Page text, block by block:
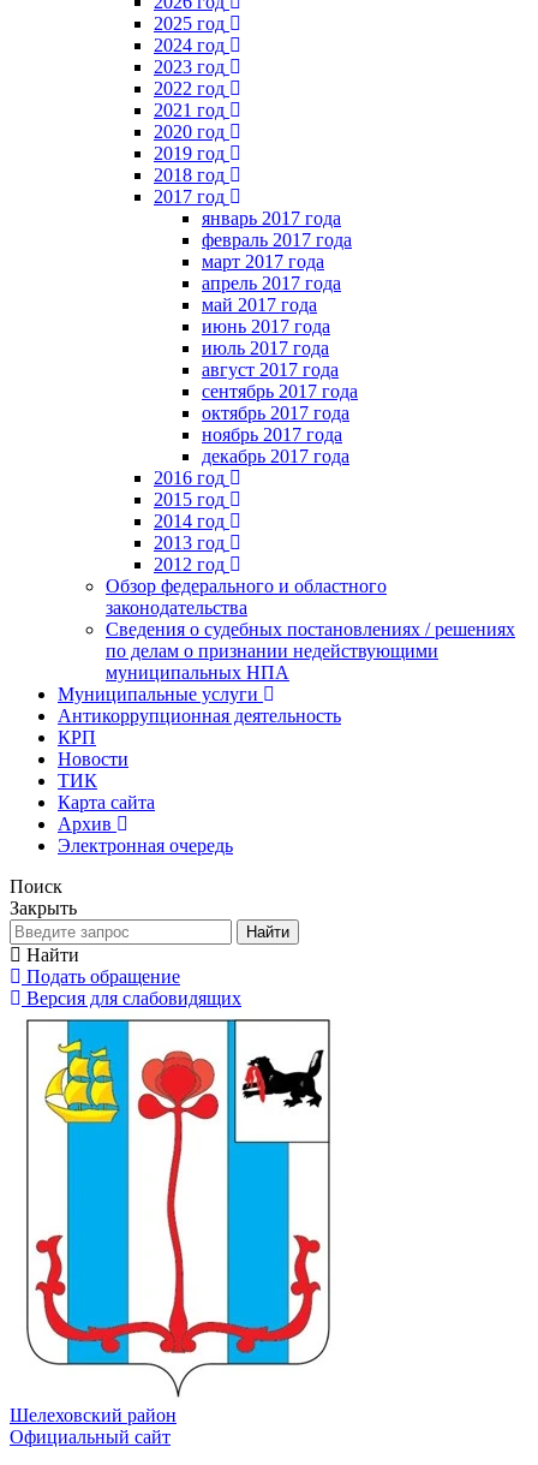
2025 год
2024 год
2023 год
2022 год
2021 год
2020 год
2019 год
2018 год
2017 год
январь 2017 года
февраль 2017 года
март 2017 года
апрель 2017 года
май 2017 года
июнь 2017 года
июль 2017 года
август 2017 года
сентябрь 2017 года
октябрь 2017 года
ноябрь 2017 года
декабрь 2017 года
2016 год
2015 год
2014 год
2013 год
2012 год
Обзор федерального и областного
законодательства
Сведения о судебных постановлениях / решениях
по делам о признании недействующими
муниципальных НПА
Муниципальные услуги
Антикоррупционная деятельность
КРП
Новости
ТИК
Карта сайта
Архив
Электронная очередь
Поиск
Закрыть
Найти
Найти
Подать обращение
Версия для слабовидящих
Шелеховский район
Официальный сайт